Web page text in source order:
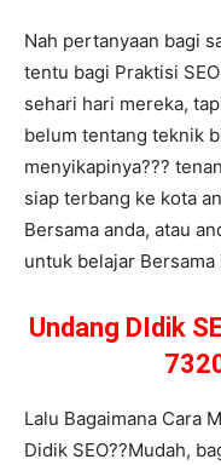
Nah pertanyaan bagi
tentu bagi Praktisi
sehari hari mereka,
belum tentang teknik
menyikapinya???
siap terbang ke kota
Bersama anda, atau
untuk belajar Bersama
Undang DIdik
Lalu Bagaimana Cara
Didik SEO??Mudah,